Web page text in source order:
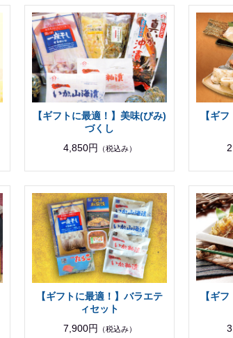
【ギフトに最適！】美味(びみ)
づくし
4,850円
（税込み）
【ギ
【ギフトに最適！】バラエテ
ィセット
7,900円
（税込み）
【ギ